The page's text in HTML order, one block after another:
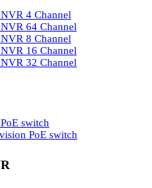
4 Channel
64 Channel
8 Channel
16 Channel
32 Channel
switch
PoE switch